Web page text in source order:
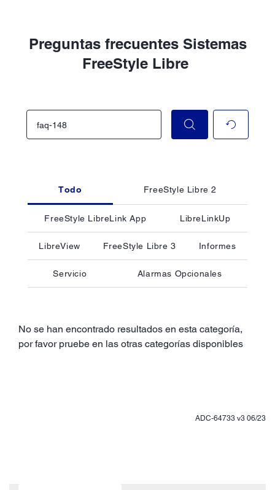
Preguntas frecuentes Sistemas
FreeStyle Libre
Todo FreeStyle Libre 2
FreeStyle LibreLink App LibreLinkUp
LibreView FreeStyle Libre 3 Informes
Servicio Alarmas Opcionales
No se han encontrado resultados en esta categoría,
por favor pruebe en las otras categorías disponibles
ADC-64733 v3 06/23